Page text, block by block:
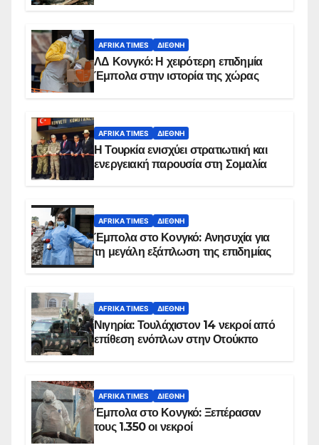
AFRIKA TIMES ΔΙΕΘΝΉ
ΛΔ Κονγκό: Η χειρότερη επιδημία
Έμπολα στην ιστορία της χώρας
AFRIKA TIMES ΔΙΕΘΝΉ
Η Τουρκία ενισχύει στρατιωτική και
ενεργειακή παρουσία στη Σομαλία
AFRIKA TIMES ΔΙΕΘΝΉ
Έμπολα στο Κονγκό: Ανησυχία για
τη μεγάλη εξάπλωση της επιδημίας
AFRIKA TIMES ΔΙΕΘΝΉ
Νιγηρία: Τουλάχιστον 14 νεκροί από
επίθεση ενόπλων στην Οτούκπο
AFRIKA TIMES ΔΙΕΘΝΉ
Έμπολα στο Κονγκό: Ξεπέρασαν
τους 1.350 οι νεκροί